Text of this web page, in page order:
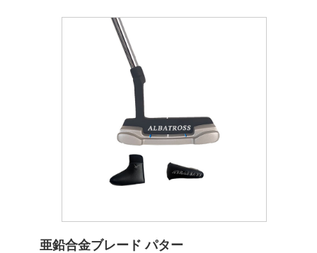
亜鉛合金ブレード パター